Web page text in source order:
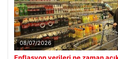
08/07/2026
Enflasyon verileri ne zaman